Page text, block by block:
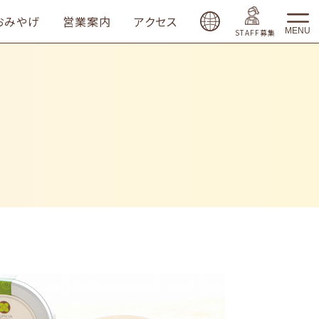
みやげ 営業案内 アクセス
STAFF募集 MENU